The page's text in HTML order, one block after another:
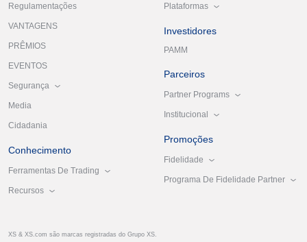
Regulamentações
VANTAGENS
PRÊMIOS
EVENTOS
Segurança
Media
Cidadania
Conhecimento
Ferramentas De Trading
Recursos
Plataformas
Investidores
PAMM
Parceiros
Partner Programs
Institucional
Promoções
Fidelidade
Programa De Fidelidade Partner
XS & XS.com são marcas registradas do Grupo XS.